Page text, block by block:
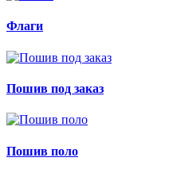
Флаги
Пошив под заказ
Пошив поло